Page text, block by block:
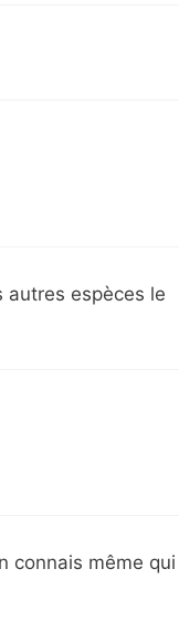
autres espèces le
connais même qui